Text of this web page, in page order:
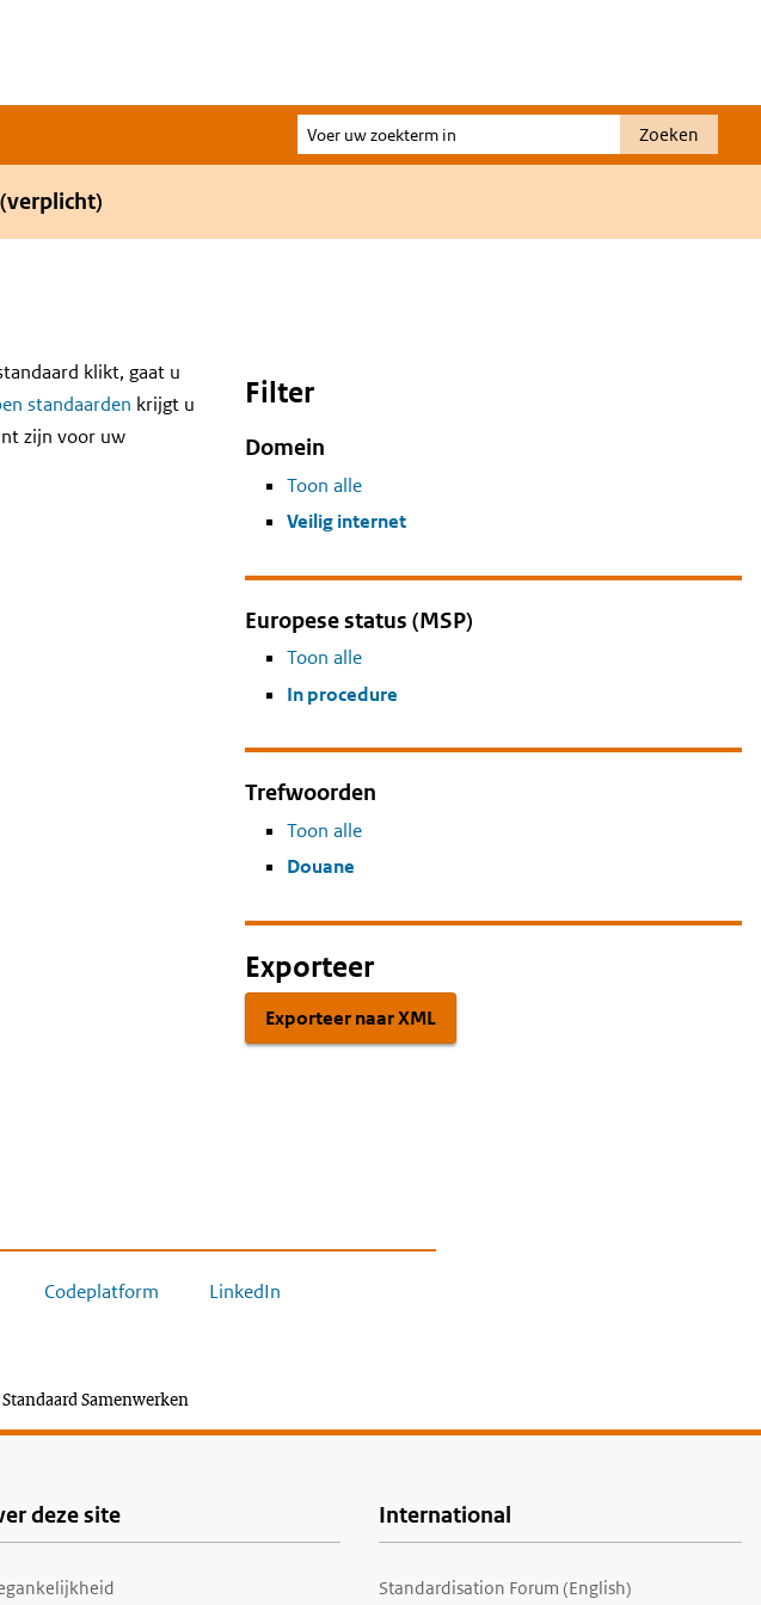
Voer
uw
Zoeken
klikt, gaat u
standaarden krijgt u
zijn voor uw
Filter
Domein
Toon alle
Veilig internet
Europese status (MSP)
Toon alle
In procedure
Trefwoorden
Toon alle
Douane
Exporteer
Exporteer naar XML
Codeplatform LinkedIn
Standaard Samenwerken
deze site International
Standardisation Forum (English)